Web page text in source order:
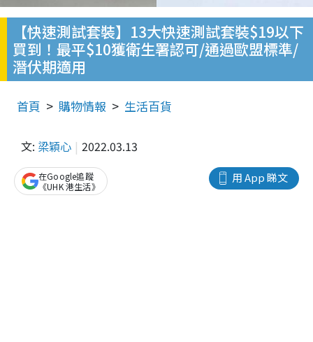
【快速測試套裝】13大快速測試套裝$19以下
買到！最平$10獲衛生署認可/通過歐盟標準/
潛伏期適用
首頁 購物情報 生活百貨
文: 梁穎心 2022.03.13
用 App 睇文
在Google追蹤
《UHK 港生活》